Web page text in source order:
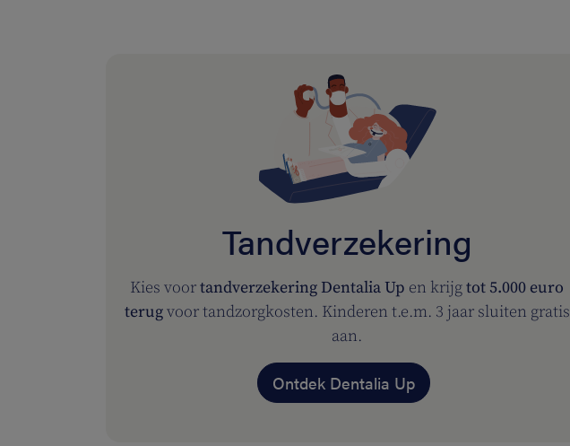
Tandverzekering
Kies voortandverzekering Dentalia Up en krijgtot 5.000 euro
terugvoor tandzorgkosten. Kinderen t.e.m. 3 jaar sluiten gratis
aan.
Ontdek Dentalia Up